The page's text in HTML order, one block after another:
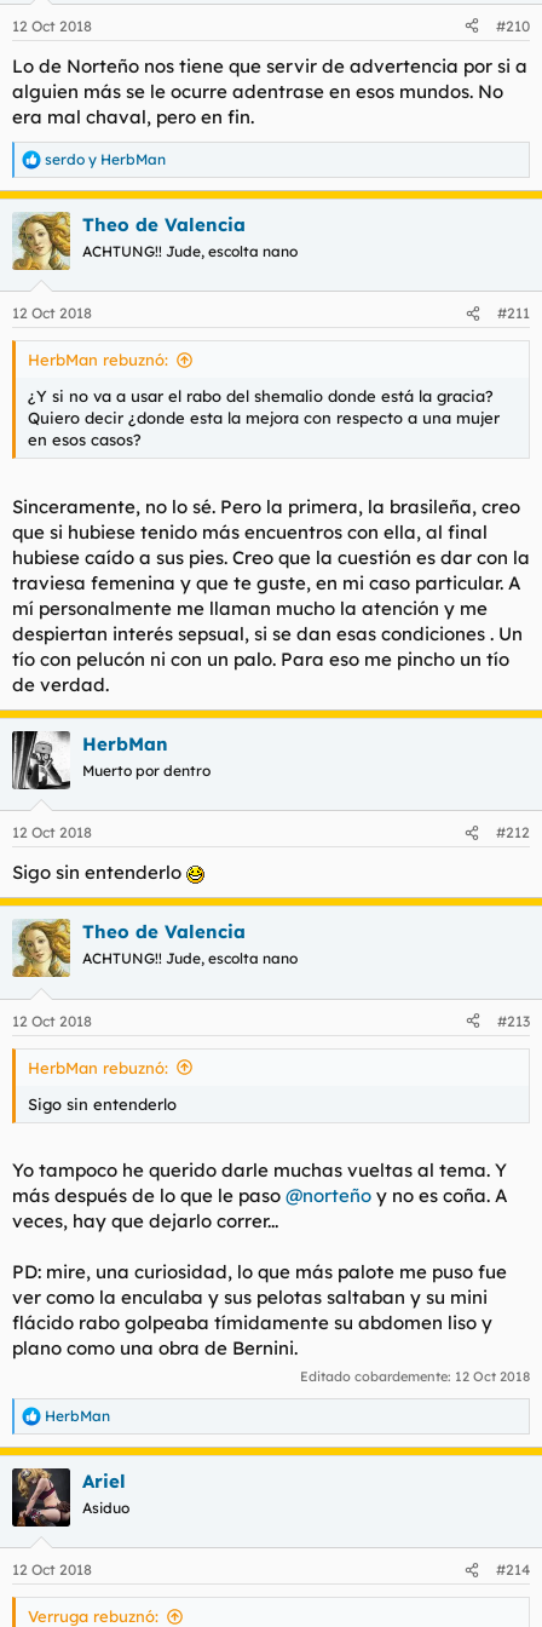
12 Oct 2018 #210
Lo de Norteño nos tiene que servir de advertencia por si a
alguien más se le ocurre adentrase en esos mundos. No
era mal chaval, pero en fin.
R
e
a
c
c
i
e
s
serdo y HerbMan
Theo de Valencia
ACHTUNG!! Jude, escolta nano
12 Oct 2018 #211
HerbMan rebuznó:
¿Y si no va a usar el rabo del shemalio donde está la gracia?
Quiero decir ¿donde esta la mejora con respecto a una mujer
en esos casos?
Sinceramente, no lo sé. Pero la primera, la brasileña, creo
que si hubiese tenido más encuentros con ella, al final
hubiese caído a sus pies. Creo que la cuestión es dar con la
traviesa femenina y que te guste, en mi caso particular. A
mí personalmente me llaman mucho la atención y me
despiertan interés sepsual, si se dan esas condiciones . Un
tío con pelucón ni con un palo. Para eso me pincho un tío
de verdad.
HerbMan
Muerto por dentro
12 Oct 2018 #212
Sigo sin entenderlo
Theo de Valencia
ACHTUNG!! Jude, escolta nano
12 Oct 2018 #213
HerbMan rebuznó:
Sigo sin entenderlo
Yo tampoco he querido darle muchas vueltas al tema. Y
más después de lo que le paso @norteño y no es coña. A
veces, hay que dejarlo correr...
PD: mire, una curiosidad, lo que más palote me puso fue
ver como la enculaba y sus pelotas saltaban y su mini
flácido rabo golpeaba tímidamente su abdomen liso y
plano como una obra de Bernini.
Editado cobardemente: 12 Oct 2018
R
e
a
c
c
i
e
s
HerbMan
Ariel
Asiduo
12 Oct 2018 #214
Verruga rebuznó: